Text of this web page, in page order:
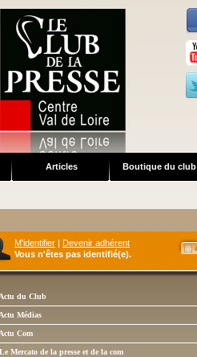
Articles Boutique du club
M'identifier | Devenir adhérent
Vous n'êtes pas identifié(e).
Mot de passe
du Club
Médias
Com
Mercato de la presse et de la com